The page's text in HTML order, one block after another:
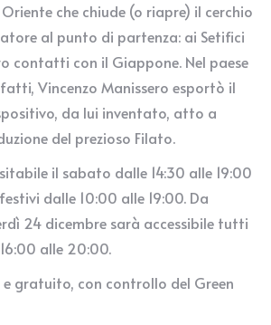
che chiude (o riapre) il cerchio
al punto di partenza: ai Setifici
contatti con il Giappone. Nel paese
Vincenzo Manissero esportò il
da lui inventato, atto a
del prezioso Filato.
il sabato dalle 14:30 alle 19:00
dalle 10:00 alle 19:00. Da
24 dicembre sarà accessibile tutti
alle 20:00.
e gratuito, con controllo del Green